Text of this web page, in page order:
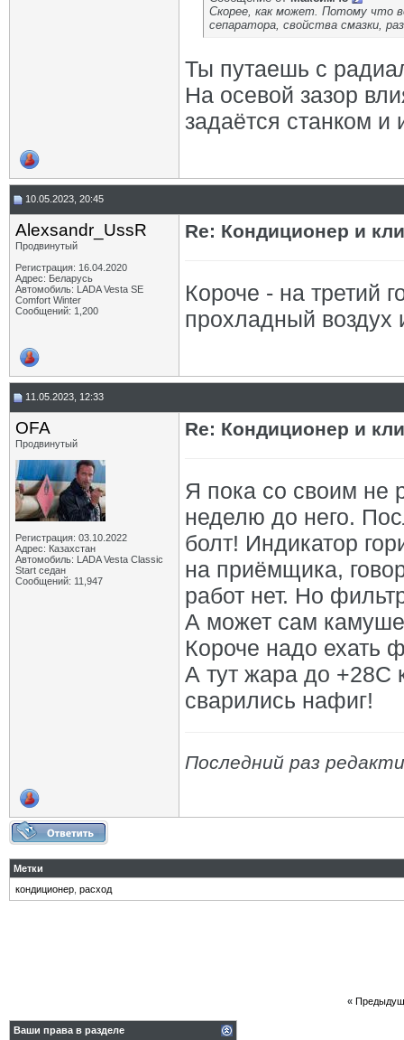
Скорее, как может. Потому что
сепаратора, свойства смазки,
Ты путаешь с
На осевой зазор
задаётся станком и
10.05.2023, 20:45
Alexsandr_UssR
Продвинутый
Регистрация: 16.04.2020
Адрес: Беларусь
Автомобиль: LADA Vesta SE
Comfort Winter
Сообщений: 1,200
Re: Кондиционер и
Короче - на третий
прохладный
11.05.2023, 12:33
OFA
Продвинутый
Регистрация: 03.10.2022
Адрес: Казахстан
Автомобиль: LADA Vesta Classic
Start седан
Сообщений: 11,947
Re: Кондиционер и
Я пока со своим не
неделю до него.
болт! Индикатор
на приёмщика,
работ нет. Но
А может сам
Короче надо ехать
А тут жара до +28С
сварились нафиг!
Последний раз
Метки
кондиционер расход
«
Ваши права в разделе